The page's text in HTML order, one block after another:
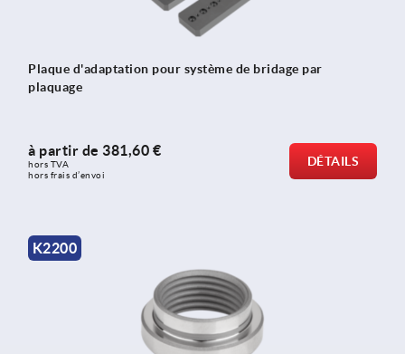
Plaque d'adaptation pour système de bridage par
plaquage
à partir de 381,60 €
hors TVA
hors frais d’envoi
DÉTAILS
K2200